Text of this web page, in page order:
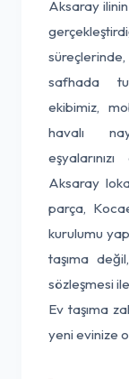
Aksaray
safhada
ekibimiz,
havalı
Aksaray
parça,
kurulumu
taşıma
sözleşmesi
Ev taşıma
yeni evinize